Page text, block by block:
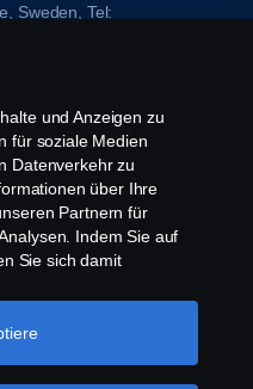
Sweden, Tel:
und Anzeigen zu
für soziale Medien
Datenverkehr zu
über Ihre
Partnern für
Indem Sie auf
Sie sich damit
Sie können Ihre
Sie auf die "Cookie-